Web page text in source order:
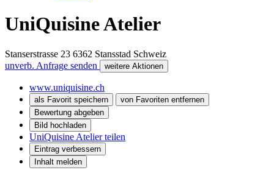
UniQuisine Atelier
Stanserstrasse 23 6362 Stansstad Schweiz
unverb. Anfrage senden
weitere Aktionen
www.uniquisine.ch
als Favorit speichern
von Favoriten entfernen
Bewertung abgeben
Bild hochladen
UniQuisine Atelier teilen
Eintrag verbessern
Inhalt melden